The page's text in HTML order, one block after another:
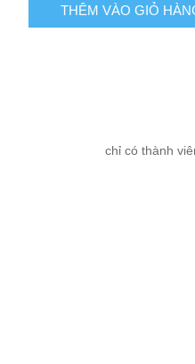
THÊM VÀO GIỎ
chỉ có thành